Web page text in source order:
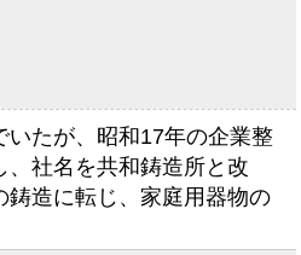
いたが、昭和17年の企業整
社名を共和鋳造所と改
鋳造に転じ、家庭用器物の